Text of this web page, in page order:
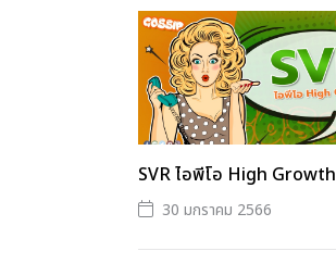
SVR ไอพีโอ High Growth
30 มกราคม 2566